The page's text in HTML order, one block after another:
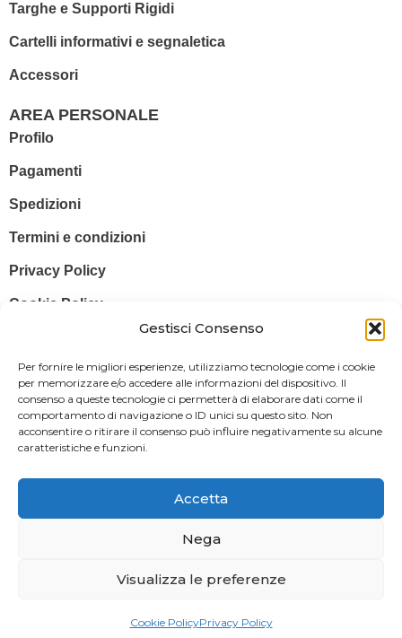
Gestisci Consenso
Per fornire le migliori esperienze, utilizziamo tecnologie come i cookie
per memorizzare e/o accedere alle informazioni del dispositivo. Il
consenso a queste tecnologie ci permetterà di elaborare dati come il
comportamento di navigazione o ID unici su questo sito. Non
acconsentire o ritirare il consenso può influire negativamente su alcune
caratteristiche e funzioni.
Accetta
Nega
Visualizza le preferenze
Cookie PolicyPrivacy Policy
Targhe e Supporti Rigidi
Cartelli informativi e segnaletica
Accessori
AREA PERSONALE
Profilo
Pagamenti
Spedizioni
Termini e condizioni
Privacy Policy
Cookie Policy
Legale: Via Silvio Pellico, 43 97015 MODICA (RG) – P. IVA: IT
01470350883
Powered ByIl Brandificio
Registro nazionale degli aiuti di Stato di cui all’art. 52 della L. 234/2012
in modo da adempiere all’obbligo informativo relativo ai contributi
concorrenza – art. 1, commi 125 – 129), successivamente modificata
dal Decreto Legge 34/2019.